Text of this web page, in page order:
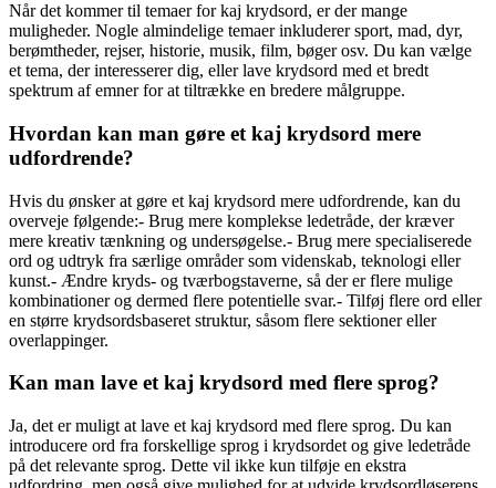
Når det kommer til temaer for kaj krydsord, er der mange
muligheder. Nogle almindelige temaer inkluderer sport, mad, dyr,
berømtheder, rejser, historie, musik, film, bøger osv. Du kan vælge
et tema, der interesserer dig, eller lave krydsord med et bredt
spektrum af emner for at tiltrække en bredere målgruppe.
Hvordan kan man gøre et kaj krydsord mere
udfordrende?
Hvis du ønsker at gøre et kaj krydsord mere udfordrende, kan du
overveje følgende:- Brug mere komplekse ledetråde, der kræver
mere kreativ tænkning og undersøgelse.- Brug mere specialiserede
ord og udtryk fra særlige områder som videnskab, teknologi eller
kunst.- Ændre kryds- og tværbogstaverne, så der er flere mulige
kombinationer og dermed flere potentielle svar.- Tilføj flere ord eller
en større krydsordsbaseret struktur, såsom flere sektioner eller
overlappinger.
Kan man lave et kaj krydsord med flere sprog?
Ja, det er muligt at lave et kaj krydsord med flere sprog. Du kan
introducere ord fra forskellige sprog i krydsordet og give ledetråde
på det relevante sprog. Dette vil ikke kun tilføje en ekstra